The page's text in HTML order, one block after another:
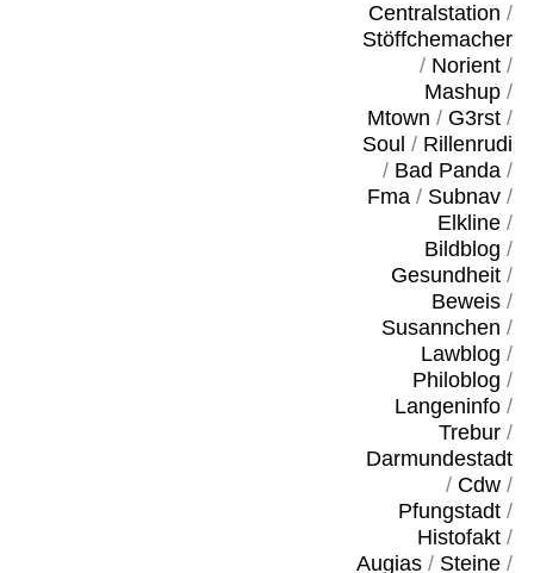
Centralstation /
Stöffchemacher
/ Norient/
Mashup/
Mtown / G3rst/
Soul / Rillenrudi
/ Bad Panda/
Fma/ Subnav/
Elkline/
Bildblog /
Gesundheit/
Beweis/
Susannchen /
Lawblog /
Philoblog /
Langeninfo/
Trebur/
Darmundestadt
/ Cdw/
Pfungstadt/
Histofakt/
Augias/ Steine/